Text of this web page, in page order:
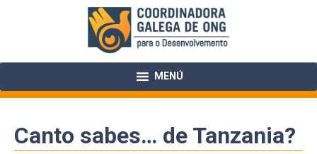
MENÚ
Canto sabes… de Tanzania?